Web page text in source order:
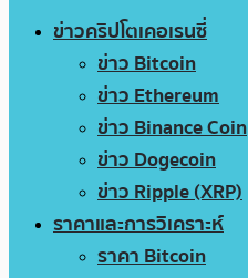
ข่าวคริปโตเคอเรนซี่
ข่าว Bitcoin
ข่าว Ethereum
ข่าว Binance Coin
ข่าว Dogecoin
ข่าว Ripple (XRP)
ราคาและการวิเคราะห์
ราคา Bitcoin